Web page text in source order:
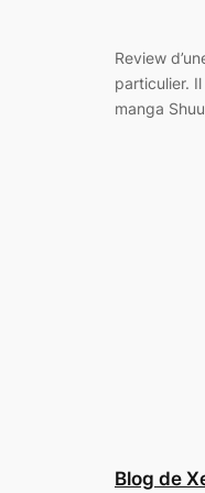
Review
particulier.
manga
Blog de